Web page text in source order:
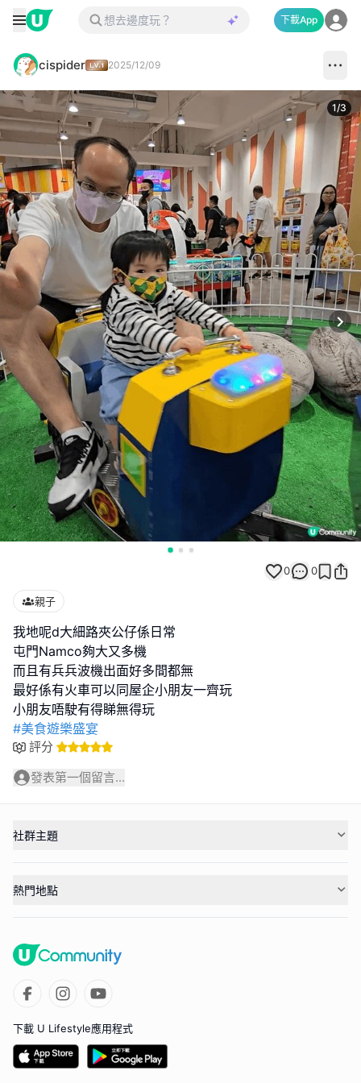
下載App
cispider 2025/12/09
1/3
0 0
親子
我地呢d大細路夾公仔係日常
屯門Namco夠大又多機
而且有兵兵波機出面好多間都無
最好係有火車可以同屋企小朋友一齊玩
#美食遊樂盛宴
評分
發表第一個留言...
社群主題
熱門地點
下載 U Lifestyle應用程式